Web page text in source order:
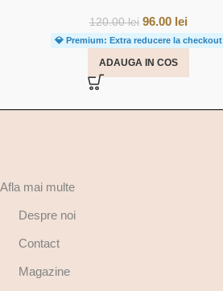
120.00lei 96.00 lei
💎 Premium: Extra reducere la checkout
ADAUGA IN COS
Afla mai multe
Despre noi
Contact
Magazine